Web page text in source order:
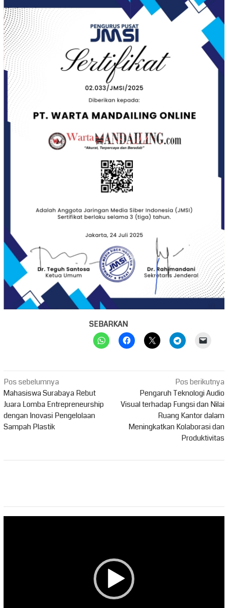
SEBARKAN
Navigasi
pos
Pos sebelumnya
Mahasiswa Surabaya Rebut
Juara Lomba Entrepreneurship
dengan Inovasi Pengelolaan
Sampah Plastik
Pos berikutnya
Pengaruh Teknologi Audio
Visual terhadap Fungsi dan Nilai
Ruang Kantor dalam
Meningkatkan Kolaborasi dan
Produktivitas